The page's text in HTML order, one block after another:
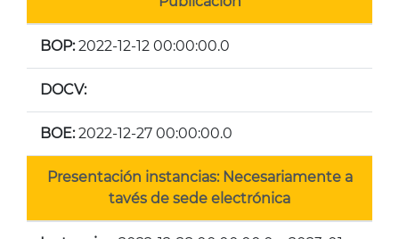
BOP:2022-12-12 00:00:00.0
DOCV:
BOE:2022-12-27 00:00:00.0
Presentación instancias: Necesariamente a
tavés de sede electrónica